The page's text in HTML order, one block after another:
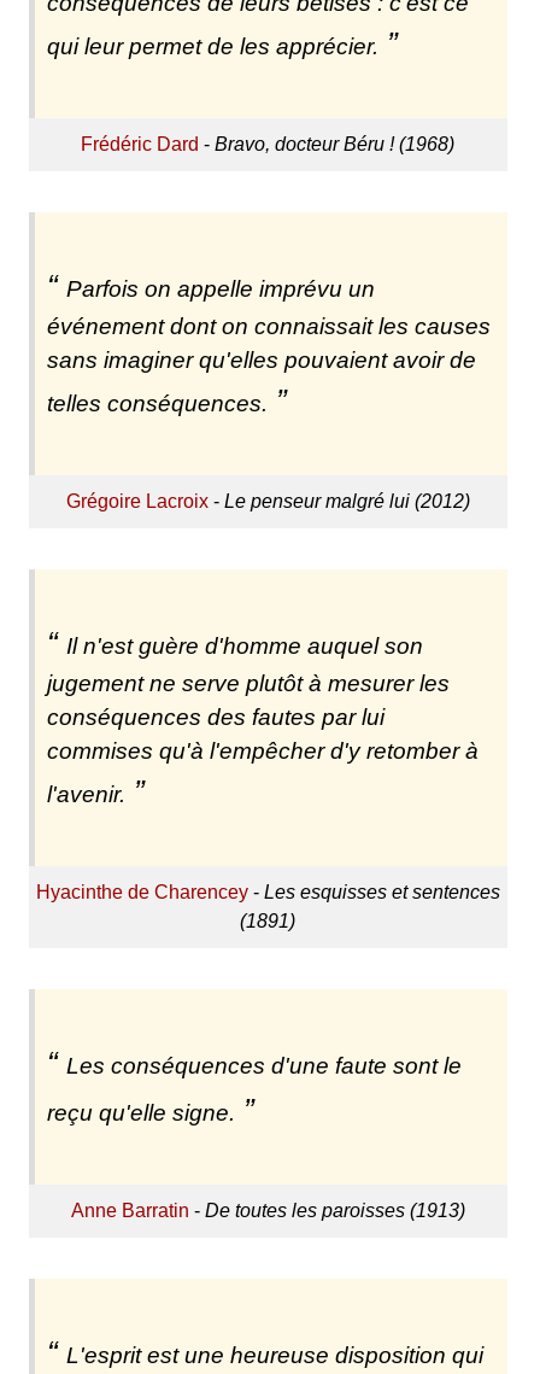
qui leur permet de les apprécier.
Frédéric Dard -Bravo, docteur Béru ! (1968)
Parfois on appelle imprévu un
événement dont on connaissait les causes
sans imaginer qu'elles pouvaient avoir de
telles conséquences.
Grégoire Lacroix- Le penseur malgré lui (2012)
Il n'est guère d'homme auquel son
jugement ne serve plutôt à mesurer les
conséquences des fautes par lui
commises qu'à l'empêcher d'y retomber à
l'avenir.
Hyacinthe de Charencey- Les esquisses et sentences
(1891)
Les conséquences d'une faute sont le
reçu qu'elle signe.
Anne Barratin - De toutes les paroisses (1913)
L'esprit est une heureuse disposition qui